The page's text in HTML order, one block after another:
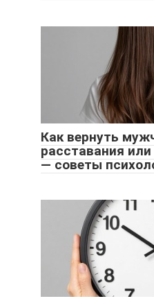
Как вернуть
расставания
— советы